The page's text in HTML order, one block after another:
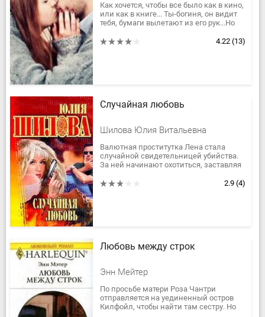
Как хочется, чтобы все было как в кино,
или как в книге... Ты-богиня, он видит
тебя, бумаги вылетают из его рук...Но
жили...
4.22 (13)
Случайная любовь
Шилова Юлия Витальевна
Валютная проститутка Лена стала
случайной свидетельницей убийства.
За ней начинают охотиться, заставляя
замечает, что и над...
2.9 (4)
Любовь между строк
Энн Мейтер
По просьбе матери Роза Чантри
отправляется на уединенный остров
Килфойл, чтобы найти там сестру. Но